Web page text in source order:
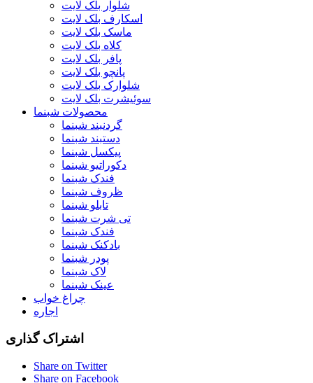
شلوار بلک لایت
اسکارف بلک لایت
ماسک بلک لایت
کلاه بلک لایت
پافر بلک لایت
پانچو بلک لایت
شلوارک بلک لایت
سوئیشرت بلک لایت
محصولات شبنما
گردنبند شبنما
دستبند شبنما
پیکسل شبنما
دکوراتیو شبنما
فندک شبنما
ظروف شبنما
تابلو شبنما
تی شرت شبنما
فندک شبنما
بادکنک شبنما
پودر شبنما
لاک شبنما
عینک شبنما
چراغ خواب
اجاره
اشتراک گذاری
Share on Twitter
Share on Facebook